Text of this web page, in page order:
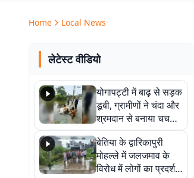
Home Local News
लेटेस्ट वीडियो
योगापट्टी में बाढ़ से सड़क
डूबी, ग्रामीणों ने चंदा और
श्रमदान से बनाया चचरी
पुल
बेतिया के द्वारिकापुरी
मोहल्ले में जलजमाव के
विरोध में लोगों का प्रदर्शन,